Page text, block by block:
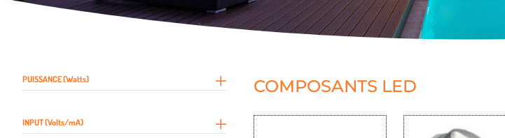
PUISSANCE (Watts)
INPUT (Volts/mA)
COMPOSANTS LED